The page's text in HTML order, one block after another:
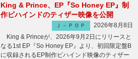
King & Prince、EP『So Honey EP』制
作ビハインドのティザー映像を公開
Ｊ－ＰＯＰ
2026年8月8日
King & Princeが、2026年9月2日にリリースと
なる1st EP『So Honey EP』より、初回限定盤B
に収録されるEP制作ビハインド映像のティザー